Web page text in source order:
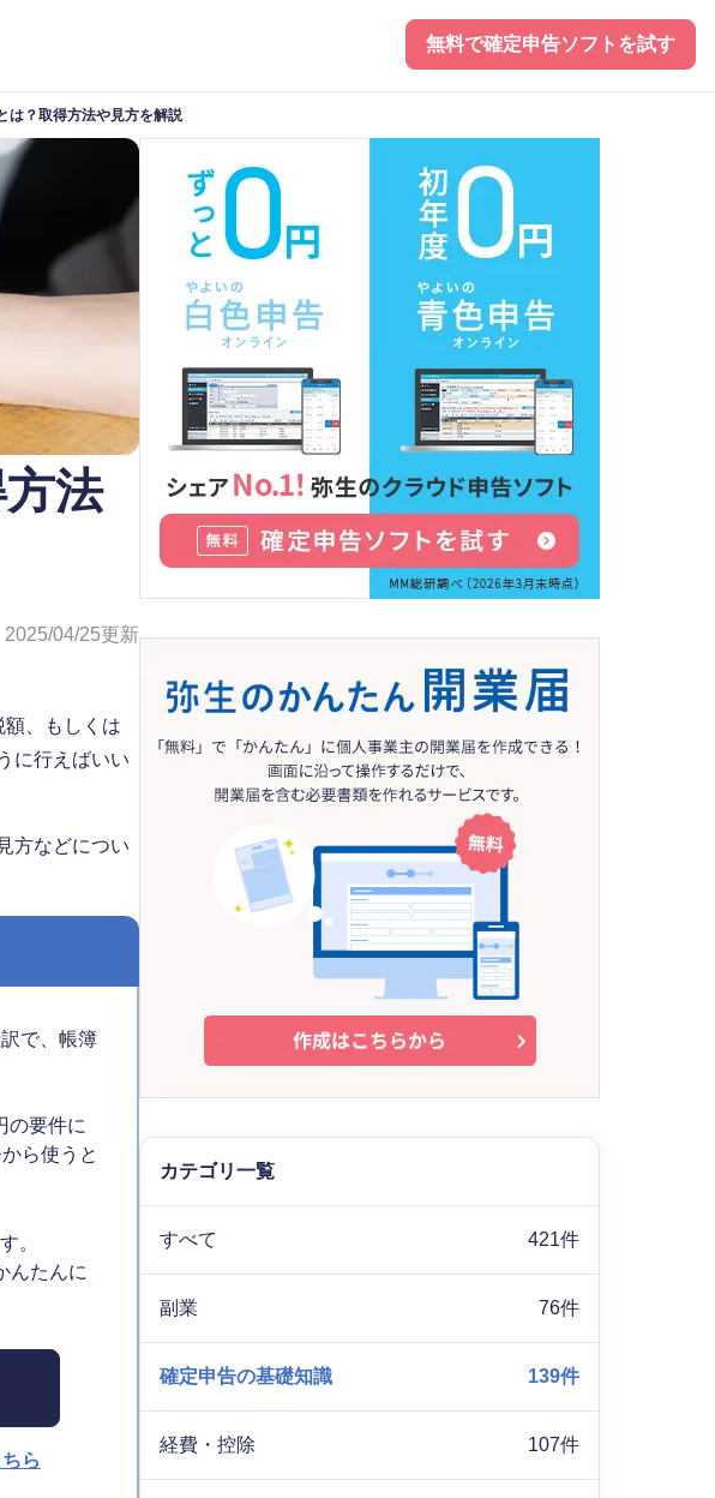
無料で確定申告ソフトを試す
は？取得方法や見方を解説
法
2025/04/25更新
、もしくは
に行えばいい
方などについ
で、帳簿
の要件に
ら使うと
。
んたんに
ら
カテゴリ一覧
すべて 421件
副業 76件
確定申告の基礎知識 139件
経費・控除 107件